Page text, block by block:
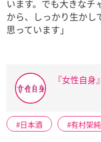
います。でも大きなチ
から、しっかり生かし
思っています」
『女性自身
日本酒 有村架純